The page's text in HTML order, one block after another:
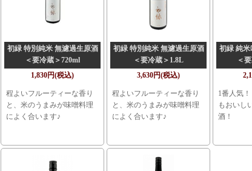
初緑 特別純米 無濾過生原酒
＜要冷蔵＞720ml
1,830円(税込)
程よいフルーティーな香り
と、米のうまみが味噌料理
によく合います♪
初緑 特別純米 無濾過生原酒
＜要冷蔵＞1.8L
3,630円(税込)
程よいフルーティーな香り
と、米のうまみが味噌料理
によく合います♪
初緑 純
＜
1番人気
もおいし
酒！